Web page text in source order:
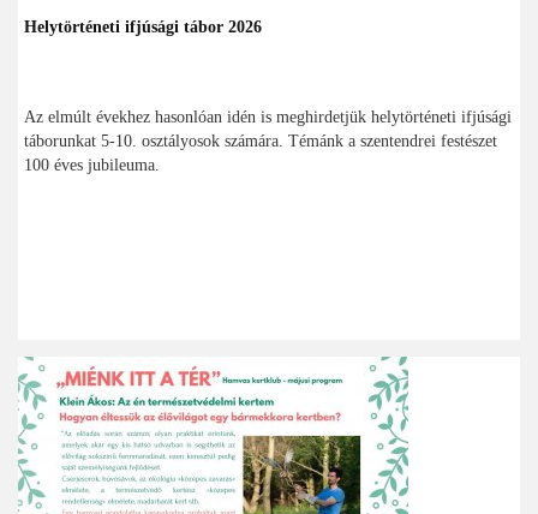
Helytörténeti ifjúsági tábor 2026
Az elmúlt évekhez hasonlóan idén is meghirdetjük helytörténeti ifjúsági
táborunkat 5-10. osztályosok számára. Témánk a szentendrei festészet
100 éves jubileuma.